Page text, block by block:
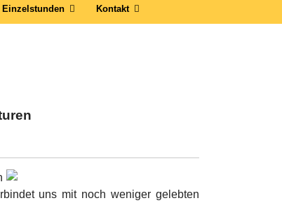
Einzelstunden Kontakt
uns mit noch weniger gelebten